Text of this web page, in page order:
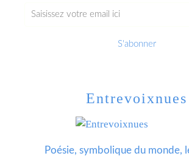
Entrevoixnues
Poésie, symbolique du monde,